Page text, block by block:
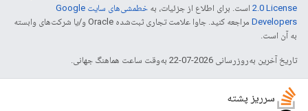
2.0 License است. برای اطلاع از جزئیات، به
خطمشی‌های سایت Google
Developers‏
مراجعه کنید. جاوا علامت تجاری ثبت‌شده Oracle و/یا شرکت‌های وابسته
به آن است.
تاریخ آخرین به‌روزرسانی 2026-07-22 به‌وقت ساعت هماهنگ جهانی.
سرریز پشته